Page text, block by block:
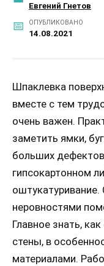
Евгений Гнетов
ОПУБЛИКОВАНО
14.08.2021
Шпаклевка
вместе с тем
очень важен.
заметить ямки,
больших
гипсокартонном
оштукатуривание.
неровностями
Главное знать,
стены, в
материалами.